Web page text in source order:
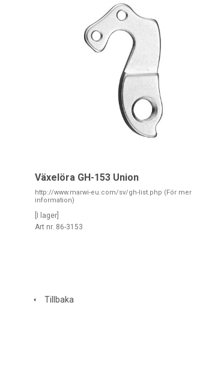
Växelöra GH-153 Union
http://www.marwi-eu.com/sv/gh-list.php (För mer
information)
[I lager]
Art nr. 86-3153
Tillbaka